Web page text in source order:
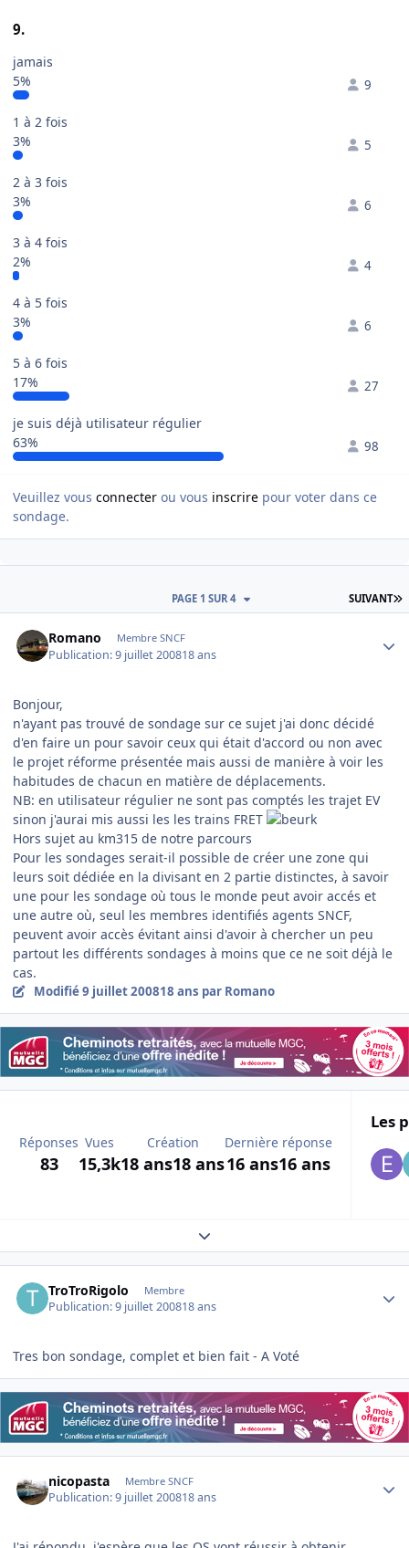
9.
jamais
5%
9
1 à 2 fois
3%
5
2 à 3 fois
3%
6
3 à 4 fois
2%
4
4 à 5 fois
3%
6
5 à 6 fois
17%
27
je suis déjà utilisateur régulier
63%
98
Veuillez vous connecter ou vous inscrire pour voter dans ce
sondage.
SUIVANT
PAGE 1 SUR 4
Romano Membre SNCF
Publication:9 juillet 200818 ans
Bonjour,
n'ayant pas trouvé de sondage sur ce sujet j'ai donc décidé
d'en faire un pour savoir ceux qui était d'accord ou non avec
le projet réforme présentée mais aussi de manière à voir les
habitudes de chacun en matière de déplacements.
NB: en utilisateur régulier ne sont pas comptés les trajet EV
sinon j'aurai mis aussi les les trains FRET
Hors sujet au km315 de notre parcours
Pour les sondages serait-il possible de créer une zone qui
leurs soit dédiée en la divisant en 2 partie distinctes, à savoir
une pour les sondage où tous le monde peut avoir accés et
une autre où, seul les membres identifiés agents SNCF,
peuvent avoir accès évitant ainsi d'avoir à chercher un peu
partout les différents sondages à moins que ce ne soit déjà le
cas.
Modifié9 juillet 200818 ans par Romano
Réponses
83
Vues
15,3k
Création
18 ans18 ans
Dernière réponse
16 ans16 ans
Les
Expand topic overview
TroTroRigolo Membre
Publication:9 juillet 200818 ans
Tres bon sondage, complet et bien fait - A Voté
nicopasta Membre SNCF
Publication:9 juillet 200818 ans